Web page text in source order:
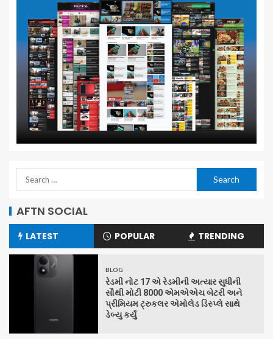
AFTN SOCIAL
LATEST POPULAR TRENDING
BLOG
રેડમી નોટ 17 એ રેડમીની અત્યાર સુધીની
સૌથી મોટી 8000 એમએએચ બેટરી અને
પ્રીમિયમ ટ્રુકલર એમોલેડ ડિસ્પ્લે સાથે
ડેબ્યુ કર્યું